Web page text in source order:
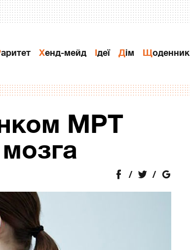
Раритет Хенд-мейд Ідеї Дiм Щоденник
МРТ